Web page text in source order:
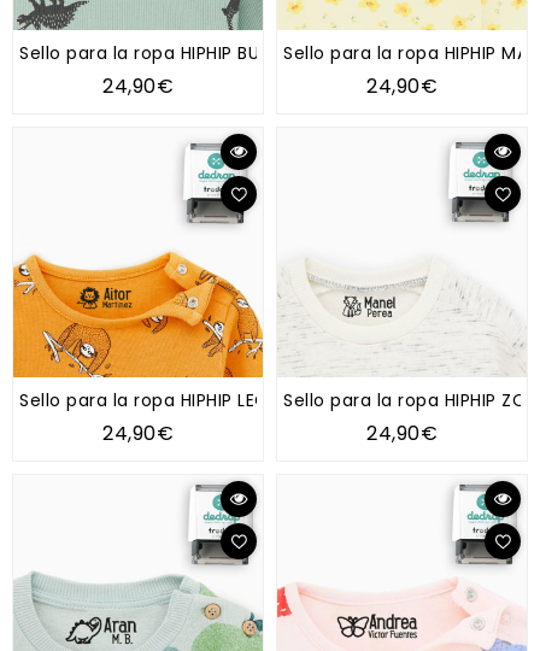
Sello para la ropa HIPHIP BUHO
24,90€
Sello para la ropa HIPHIP
24,90€
Sello para la ropa HIPHIP LEÓN
24,90€
Sello para la ropa HIPHIP
24,90€